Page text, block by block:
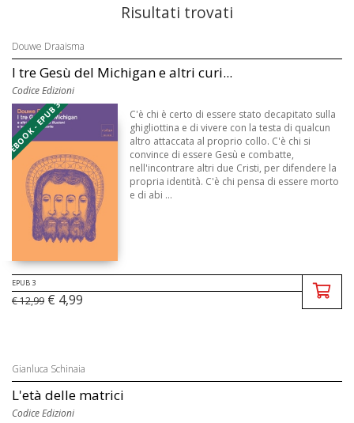
Risultati trovati
Douwe Draaisma
I tre Gesù del Michigan e altri curi...
Codice Edizioni
EBOOK - EPUB 3
C'è chi è certo di essere stato decapitato sulla
ghigliottina e di vivere con la testa di qualcun
altro attaccata al proprio collo. C'è chi si
convince di essere Gesù e combatte,
nell'incontrare altri due Cristi, per difendere la
propria identità. C'è chi pensa di essere morto
e di abi ...
EPUB 3
€ 12,99 € 4,99
Gianluca Schinaia
L'età delle matrici
Codice Edizioni